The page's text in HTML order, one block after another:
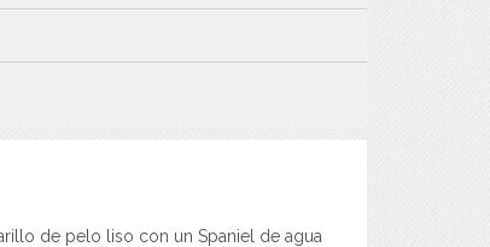
de pelo liso con un Spaniel de agua